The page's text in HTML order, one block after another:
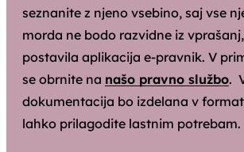
seznanite z njeno vsebino, saj vse
morda ne bodo razvidne iz
postavila aplikacija e-pravnik. V
se obrnite na našo pravno službo.
dokumentacija bo izdelana v
lahko prilagodite lastnim potrebam.